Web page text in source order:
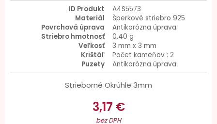
ID Produkt
A4S5573
Materiál
Šperkové striebro 925
Povrchová úprava
Antikorózna úprava
Striebro hmotnosť
0.40 g
Veľkosť
3 mm x 3 mm
Krištáľ
Počet kameňov : 2
Puzety
Antikorózna úprava
Strieborné Okrúhle 3mm
3,17 €
bez DPH